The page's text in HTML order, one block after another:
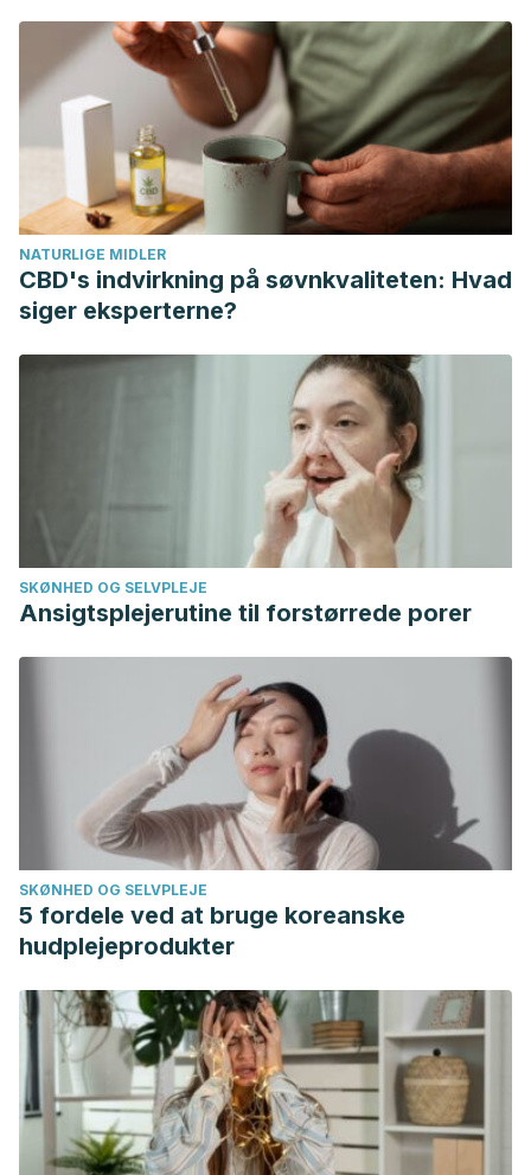
WebMD. Coffee.https://www.webmd.com/diet/video/truth-
about-coffee
Viuda-Martos, M., Ruiz-Navajas, Y., Fernández-López, J., &
Perez-Álvarez, J. (2008). Antibacterial activity of lemon
(Citrus lemon L.), mandarin (Citrus reticulata L.), grapefruit
(Citrus paradisi L.) and orange (Citrus sinensis L.) essential
oils. Journal of Food Safety.https://doi.org/10.1111/j.1745-
4565.2008.00131.x
Dhanavade, M., Jalkute, C., … J. G.-B. J. of, & 2011, U. (2011).
Study antimicrobial activity of lemon (Citrus lemon L.) peel
extract. British Journal of Pharmacology and Toxicology.
https://doi.org/10.1002/ajp.21003
NATURLIGE MIDLER
CBD's indvirkning på søvnkvaliteten: Hvad
siger eksperterne?
SKØNHED OG SELVPLEJE
Ansigtsplejerutine til forstørrede porer
SKØNHED OG SELVPLEJE
5 fordele ved at bruge koreanske
hudplejeprodukter